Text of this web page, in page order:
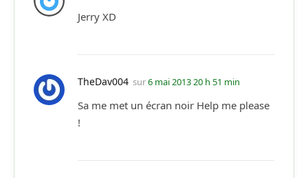
Jerry XD
TheDav004 sur6 mai 2013 20 h 51 min
Sa me met un écran noir Help me please
!